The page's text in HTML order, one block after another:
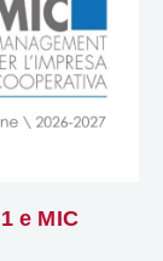
e MIC